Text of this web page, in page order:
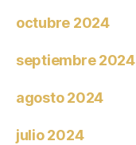
octubre 2024
septiembre 2024
agosto 2024
julio 2024